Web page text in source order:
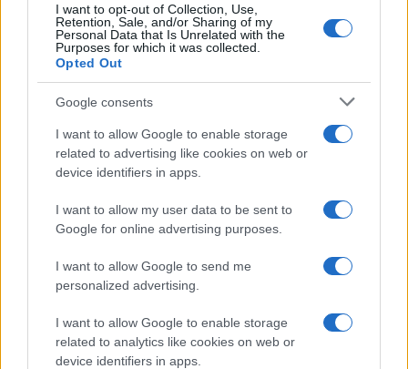
I want to opt-out of Collection, Use,
Retention, Sale, and/or Sharing of my
Personal Data that Is Unrelated with the
Purposes for which it was collected.
Opted Out
Google consents
I want to allow Google to enable storage
related to advertising like cookies on web or
device identifiers in apps.
I want to allow my user data to be sent to
Google for online advertising purposes.
I want to allow Google to send me
personalized advertising.
I want to allow Google to enable storage
related to analytics like cookies on web or
device identifiers in apps.
La macchina usata più affidabile: un investimento che esige
ponderazione
QUOTAZIONI CRYPTO